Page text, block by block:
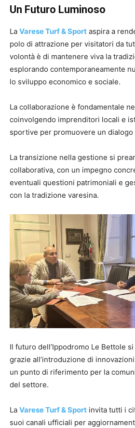
Un Futuro Luminoso
La Varese Turf & Sport aspira a
polo di attrazione per visitatori da
volontà è di mantenere viva la
esplorando contemporaneamente
lo sviluppo economico e sociale.
La collaborazione è fondamentale
coinvolgendo imprenditori locali e
sportive per promuovere un
La transizione nella gestione si
collaborativa, con un impegno
eventuali questioni patrimoniali e
con la tradizione varesina.
Il futuro dell’Ippodromo Le Bettole
grazie all’introduzione di
un punto di riferimento per la
del settore.
La Varese Turf & Sport invita tutti i
suoi canali ufficiali per